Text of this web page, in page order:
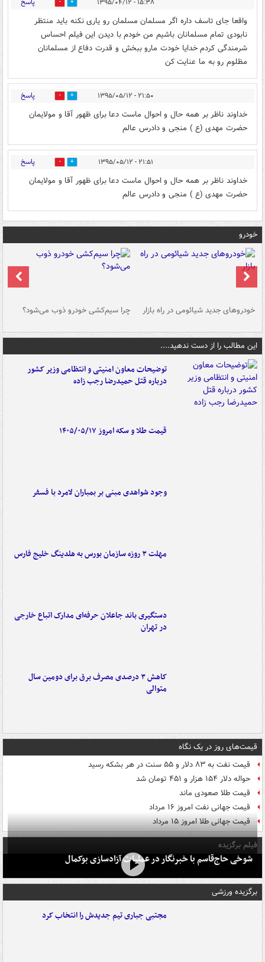
۱۵:۳۸ - ۱۳۹۵/۰۴/۱۲ 1
واقعا جای تاسف داره اگر مسلمان مسلمان رو یاری نکنه باید منتظر
نابودی تمام مسلمانان باشیم من خودم با دیدن این فیلم احساس
شرمندگی کردم خدایا خودت مارو ببخش و قدرت دفاع از مسلمانان
مظلوم رو به ما عنایت کن
۲۱:۵۰ - ۱۳۹۵/۰۵/۱۲ 1 پاسخ
خداوند ناظر بر همه حال و احوال ماست دعا برای ظهور آقا و مولایمان
حضرت مهدی (ع ) منجی و دادرس عالم
۲۱:۵۱ - ۱۳۹۵/۰۵/۱۲ 0 پاسخ
خداوند ناظر بر همه حال و احوال ماست دعا برای ظهور آقا و مولایمان
حضرت مهدی (ع ) منجی و دادرس عالم
خودرو
خودروهای جدید شیائومی در راه بازار چرا سیم‌کشی خودرو ذوب می‌شود؟
این مطالب را از دست ندهید....
توضیحات معاون امنیتی و انتظامی وزیر کشور
درباره قتل حمیدرضا رجب زاده
قیمت طلا و سکه امروز ۱۴۰۵/۰۵/۱۷
وجود شواهدی مبنی بر بمباران لامرد با فسفر
مهلت ۳ روزه سازمان بورس به هلدینگ خلیج فارس
دستگیری باند جاعلان حرفه‌ای مدارک اتباع خارجی
در تهران
کاهش ۳ درصدی مصرف برق برای دومین سال
متوالی
قیمت‌های روز در یک نگاه
قیمت نفت به ۸۳ دلار و ۵۵ سنت در هر بشکه رسید
حواله دلار ۱۵۴ هزار و ۴۵۱ تومان شد
قیمت طلا صعودی ماند
قیمت جهانی نفت امروز ۱۶ مرداد
قیمت جهانی طلا امروز ۱۵ مرداد
فیلم برگزیده
شوخی حاج‌قاسم با خبرنگار در عملیات آزادسازی بوکمال
برگزیده ورزشی
مجتبی جباری تیم جدیدش را انتخاب کرد